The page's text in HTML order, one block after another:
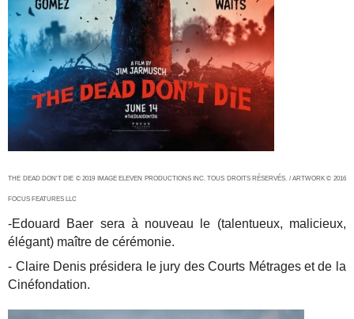
THE DEAD DON'T DIE © 2019 IMAGE ELEVEN PRODUCTIONS INC. TOUS DROITS RÉSERVÉS. / ARTWORK © 2016
FOCUS FEATURES LLC
-Edouard Baer sera à nouveau le (talentueux, malicieux,
élégant) maître de cérémonie.
- Claire Denis présidera le jury des Courts Métrages et de la
Cinéfondation.